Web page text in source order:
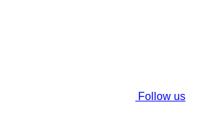
Follow us